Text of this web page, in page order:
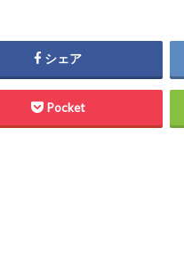
シェア
Pocket